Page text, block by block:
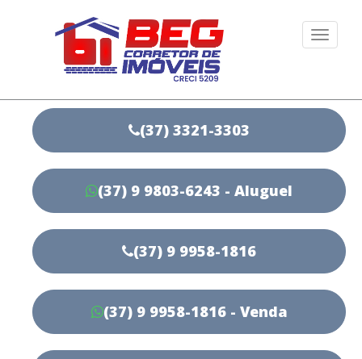
(37) 3321-3303
(37) 9 9803-6243 - Aluguel
(37) 9 9958-1816
(37) 9 9958-1816 - Venda